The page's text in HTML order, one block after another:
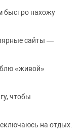
быстро нахожу
сайты —
«живой»
чтобы
на отдых.